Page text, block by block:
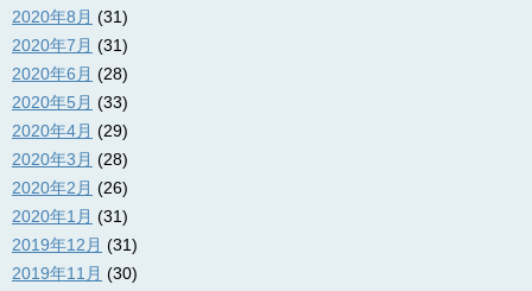
2020年8月 (31)
2020年7月 (31)
2020年6月 (28)
2020年5月 (33)
2020年4月 (29)
2020年3月 (28)
2020年2月 (26)
2020年1月 (31)
2019年12月 (31)
2019年11月 (30)